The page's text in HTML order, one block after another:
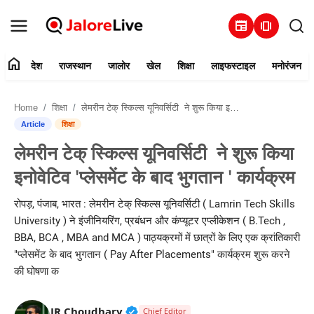
newspaper amp_stories
संपर्क करें
देश
जालोर
खेल
शिक्षा
home देश राजस्थान जालोर खेल शिक्षा लाइफस्टाइल मनोरंजन
Home शिक्षा लेमरीन टेक् स्किल्स यूनिवर्सिटी ने शुरू किया इनोवेटिव 'प्लेसमेंट के बाद भुगतान ' कार्यक्रम
Article शिक्षा
लेमरीन टेक् स्किल्स यूनिवर्सिटी ने शुरू किया
इनोवेटिव 'प्लेसमेंट के बाद भुगतान ' कार्यक्रम
रोपड़, पंजाब, भारत : लेमरीन टेक् स्किल्स यूनिवर्सिटी ( Lamrin Tech Skills
University ) ने इंजीनियरिंग, प्रबंधन और कंप्यूटर एप्लीकेशन ( B.Tech ,
BBA, BCA , MBA and MCA ) पाठ्यक्रमों में छात्रों के लिए एक क्रांतिकारी
"प्लेसमेंट के बाद भुगतान ( Pay After Placements" कार्यक्रम शुरू करने
की घोषणा क
JR Choudhary Verified Public Figure • 30 Mar,
Chief Editor